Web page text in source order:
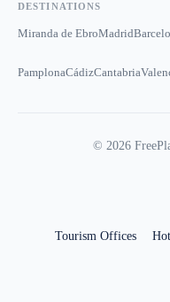
DESTINATIONS
Miranda de EbroMadrid
PamplonaCádizCantabria
© 2026
Tourism Offices